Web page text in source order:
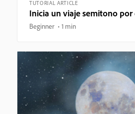
TUTORIAL ARTICLE
Inicia un viaje semitono
Beginner 1 min